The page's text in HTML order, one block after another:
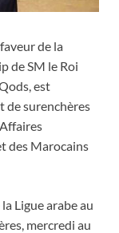
de la
de SM le Roi
est
de surenchères
des Marocains
Ligue arabe au
mercredi au